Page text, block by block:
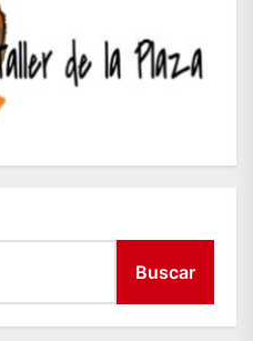
Buscar